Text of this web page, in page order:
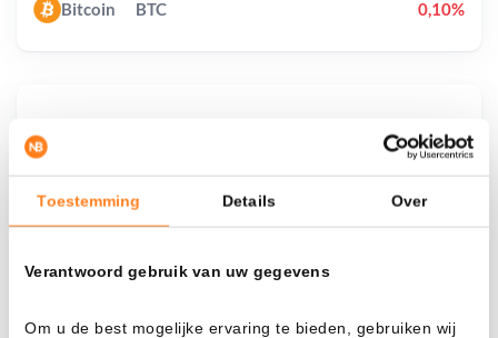
Toestemming Details Over
Verantwoord gebruik van uw gegevens
Om u de best mogelijke ervaring te bieden, gebruiken wij
Mira cuánto valor tendrías hoy si hubieras
aplicado el dollar-cost averaging en distintas
criptomonedas.
Había invertido En
Bitcoin BTC 0,10%